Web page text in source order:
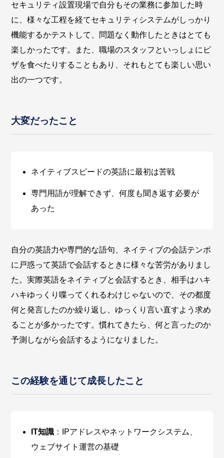
セキュリティ設置現場で自分もその業務に参加した時
に、様々な工程を経てセキュリティシステムがしっかり
機能するかテストして、問題なく動作したときはとても
楽しかったです。また、職場のスタッフといっしょにピ
ザを食べたりすることもあり、それもとても楽しい思い
出の一つです。
大変だったこと
ネイティブスピードの英語に最初は苦戦
専門用語が理解できず、何度も聞き返す必要が
あった
自分の英語力や専門的な語句、ネイティブの会話テンポ
に戸惑って英語で会話するときに様々な苦労がありまし
た。実際英語をネイティブと会話するとき、相手はハキ
ハキゆっくり喋ってくれるわけじゃないので、その都度
何と発言したのか繰り返し、ゆっくり言い直すよう求め
ることが多かったです。慣れてきたら、何と言ったのか
予測しながら会話するようになりました。
この経験を通じて成長したこと
IT知識 ：IPアドレスやネットワークシステム、
ウェブサイト運営の基礎